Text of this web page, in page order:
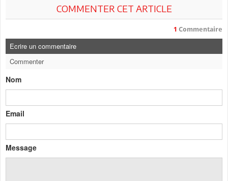
COMMENTER CET ARTICLE
1 Commentaire
Ecrire un commentaire
Commenter
Nom
Email
Message